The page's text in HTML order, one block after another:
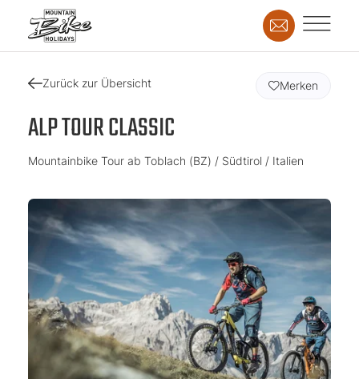
Zurück zur Übersicht
ALP TOUR CLASSIC
Mountainbike Tour ab Toblach (BZ) / Südtirol / Italien
Merken